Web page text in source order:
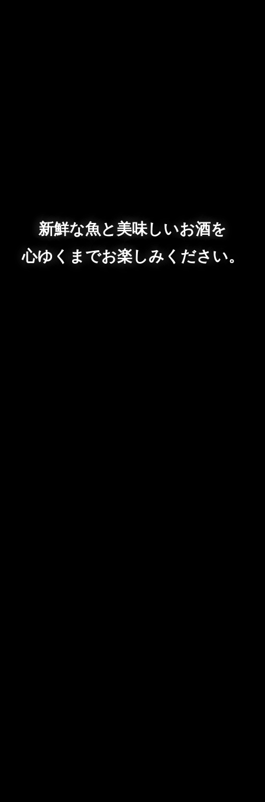
新鮮な魚と美味しいお酒を
心ゆくまでお楽しみください。